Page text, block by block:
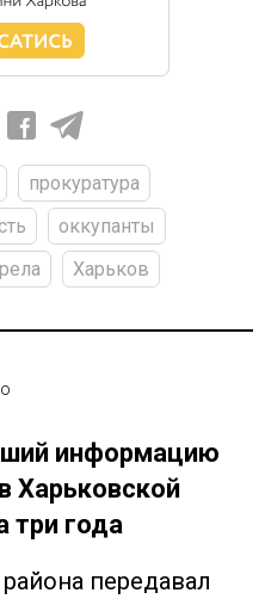
прокуратура
оккупанты
Харьков
информацию
Харьковской
три года
передавал